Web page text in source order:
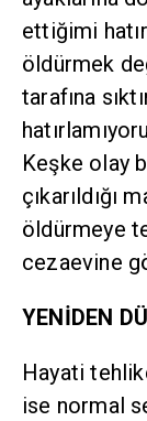
ettiğimi
öldürmek
tarafına
Keşke olay
çıkarıldığı
öldürmeye
cezaevine
YENİDEN
Hayati
ise normal